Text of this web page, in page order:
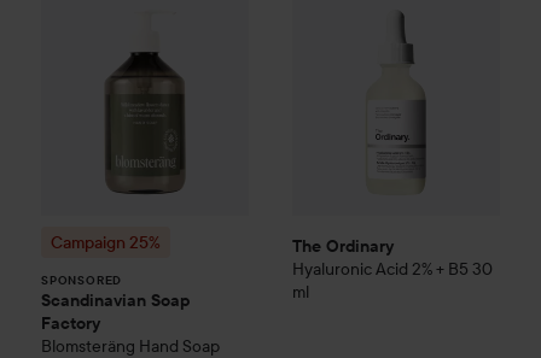
Campaign 25%
SPONSORED
Scandinavian Soap
Factory
Blomsteräng Hand Soap
The Ordinary
Hyaluronic Acid 2% + B5 30
ml